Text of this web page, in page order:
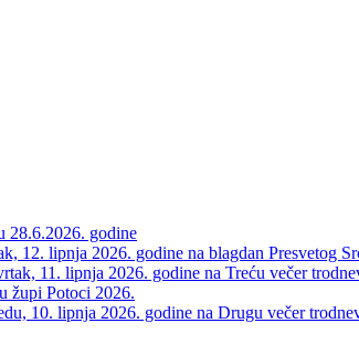
28.6.2026. godine
lipnja 2026. godine na blagdan Presvetog
11. lipnja 2026. godine na Treću večer
župi Potoci 2026.
10. lipnja 2026. godine na Drugu večer